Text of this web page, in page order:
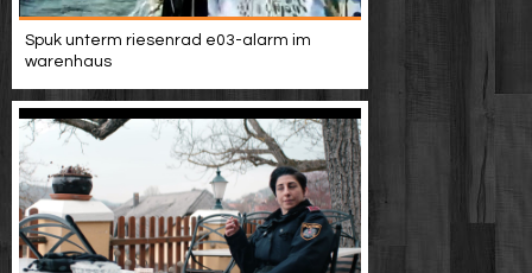
Spuk unterm riesenrad e03-alarm im
warenhaus